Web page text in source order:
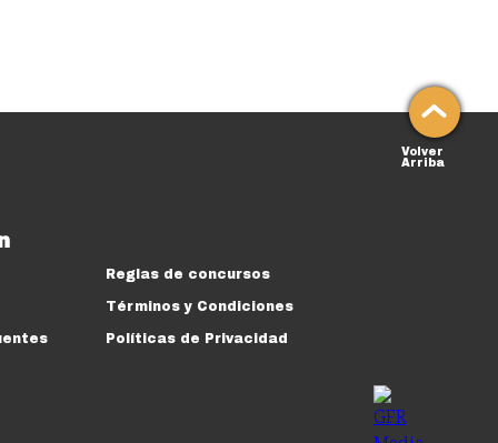
Volver
Arriba
Reglas de concursos
Términos y Condiciones
Políticas de Privacidad